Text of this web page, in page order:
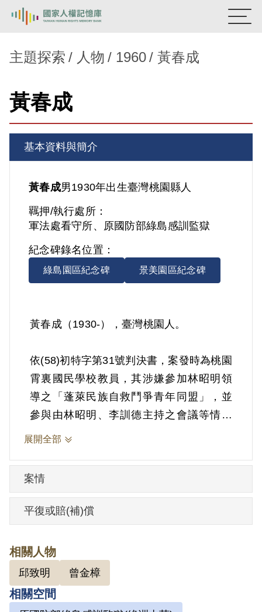
新生訓導處
主題探索
背景知識
關於我們
意見信箱
主題探索 人物 1960 黃春成
黃春成
基本資料與簡介
黃春成男1930年出生臺灣桃園縣人
羈押/執行處所：
軍法處看守所、原國防部綠島感訓監獄
紀念碑錄名位置：
綠島園區紀念碑 景美園區紀念碑
黃春成（1930-），臺灣桃園人。
依(58)初特字第31號判決書，案發時為桃園
霄裏國民學校教員，其涉嫌參加林昭明領
導之「蓬萊民族自救鬥爭青年同盟」，並
參與由林昭明、李訓德主持之會議等情。
1968年8月8日被羈押。1969年經臺灣警備
月7日刑滿開釋。
其於1999年4月向補償基金會提出申請，
過予以補償。補償理由為審判時對其刑求
抗辯未進一步查證，請求對質亦未獲准
許，除此之外，亦無其他證據證明其自白
展開全部
案情
平復或賠(補)償
相關人物
邱致明 曾金樟
相關空間